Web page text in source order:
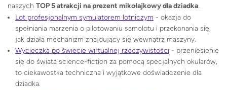
naszych TOP 5 atrakcji na prezent mikołajkowy dla dziadka.
Lot profesjonalnym symulatorem lotniczym - okazja do
spełniania marzenia o pilotowaniu samolotu i przekonania się,
jak działa mechanizm znajdujący się wewnątrz maszyny.
Wycieczka po świecie wirtualnej rzeczywistości - przeniesienie
się do świata science-fiction za pomocą specjalnych okularów,
to ciekawostka techniczna i wyjątkowe doświadczenie dla
dziadka.